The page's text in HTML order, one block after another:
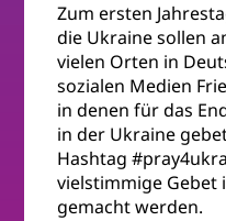
Zum ersten
die Ukraine sollen
vielen Orten in
sozialen Medien
in denen für das
in der Ukraine
Hashtag
vielstimmige
gemacht werden.